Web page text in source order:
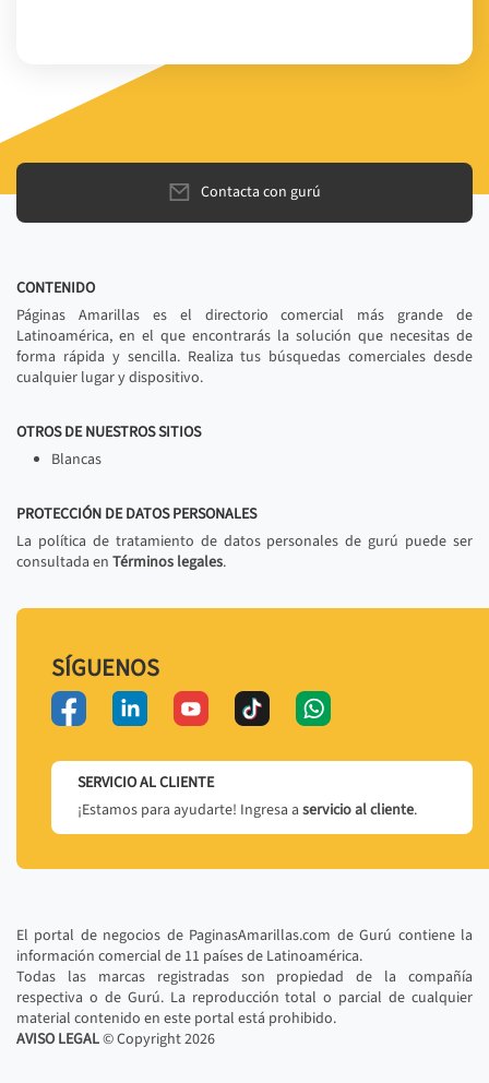
Contacta con gurú
CONTENIDO
Páginas Amarillas es el directorio comercial más grande de
Latinoamérica, en el que encontrarás la solución que necesitas de
forma rápida y sencilla. Realiza tus búsquedas comerciales desde
cualquier lugar y dispositivo.
OTROS DE NUESTROS SITIOS
Blancas
PROTECCIÓN DE DATOS PERSONALES
La política de tratamiento de datos personales de gurú puede ser
consultada en Términos legales.
SÍGUENOS
SERVICIO AL CLIENTE
¡Estamos para ayudarte! Ingresa a servicio al cliente.
El portal de negocios de PaginasAmarillas.com de Gurú contiene la
información comercial de 11 países de Latinoamérica.
Todas las marcas registradas son propiedad de la compañía
respectiva o de Gurú. La reproducción total o parcial de cualquier
material contenido en este portal está prohibido.
AVISO LEGAL© Copyright2026